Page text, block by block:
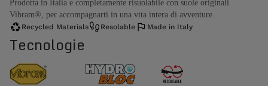
Prodotta in Italia e completamente risuolabile con suole originali
Vibram®, per accompagnarti in una vita intera di avventure.
Recycled Materials Resolable Made in Italy
Tecnologie